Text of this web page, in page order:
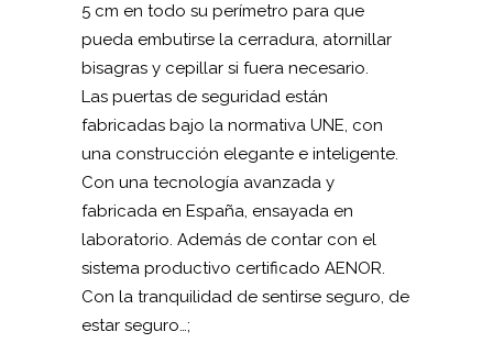
5 cm en todo su perímetro para que
pueda embutirse la cerradura, atornillar
bisagras y cepillar si fuera necesario.
Las puertas de seguridad están
fabricadas bajo la normativa UNE, con
una construcción elegante e inteligente.
Con una tecnología avanzada y
fabricada en España, ensayada en
laboratorio. Además de contar con el
sistema productivo certificado AENOR.
Con la tranquilidad de sentirse seguro, de
estar seguro…;